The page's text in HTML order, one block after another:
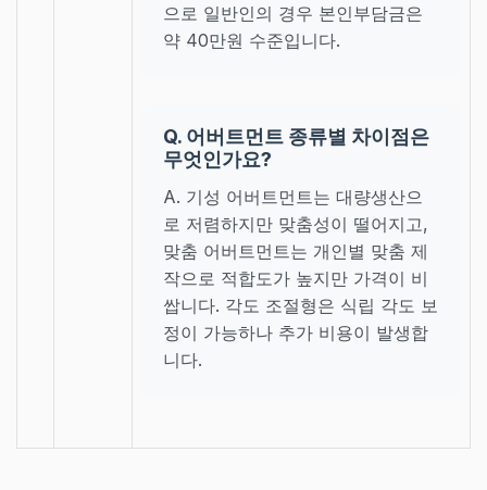
으로 일반인의 경우 본인부담금은
약 40만원 수준입니다.
Q. 어버트먼트 종류별 차이점은
무엇인가요?
A. 기성 어버트먼트는 대량생산으
로 저렴하지만 맞춤성이 떨어지고,
맞춤 어버트먼트는 개인별 맞춤 제
작으로 적합도가 높지만 가격이 비
쌉니다. 각도 조절형은 식립 각도 보
정이 가능하나 추가 비용이 발생합
니다.